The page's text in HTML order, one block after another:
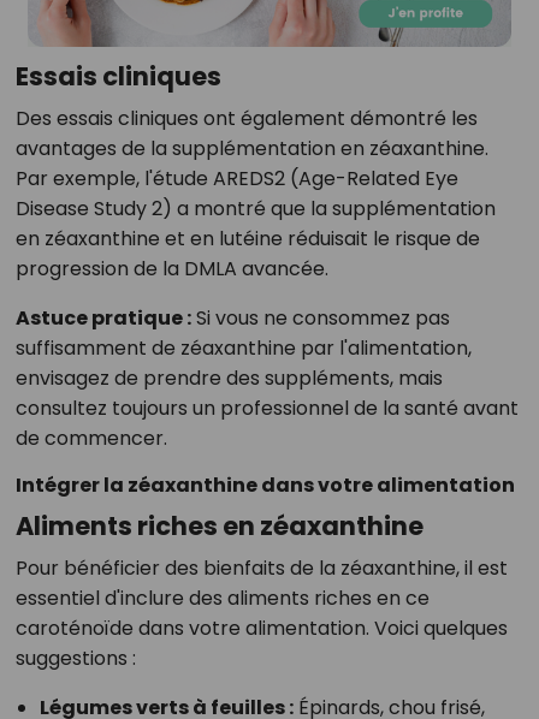
Essais cliniques
Des essais cliniques ont également démontré les
avantages de la supplémentation en zéaxanthine.
Par exemple, l'étude AREDS2 (Age-Related Eye
Disease Study 2) a montré que la supplémentation
en zéaxanthine et en lutéine réduisait le risque de
progression de la DMLA avancée.
Astuce pratique :Si vous ne consommez pas
suffisamment de zéaxanthine par l'alimentation,
envisagez de prendre des suppléments, mais
consultez toujours un professionnel de la santé avant
de commencer.
Intégrer la zéaxanthine dans votre alimentation
Aliments riches en zéaxanthine
Pour bénéficier des bienfaits de la zéaxanthine, il est
essentiel d'inclure des aliments riches en ce
caroténoïde dans votre alimentation. Voici quelques
suggestions :
Légumes verts à feuilles :Épinards, chou frisé,